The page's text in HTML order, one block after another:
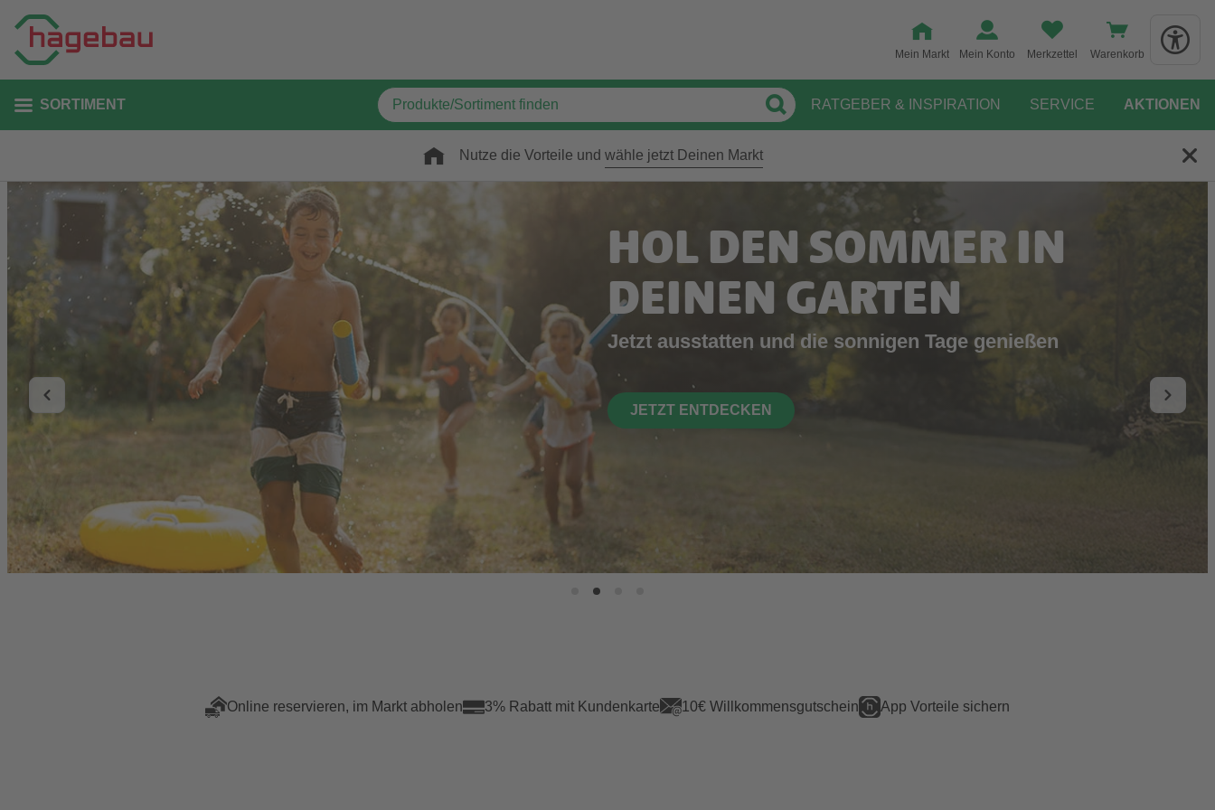
Mein Markt Mein Konto Merkzettel Warenkorb
SORTIMENT RATGEBER & INSPIRATION SERVICE AKTIONEN
Nutze die Vorteile und wähle jetzt Deinen Markt
HOL DEN SOMMER IN
DEINEN GARTEN
Jetzt ausstatten und die sonnigen Tage genießen
JETZT ENTDECKEN
Online reservieren, im Markt abholen 3% Rabatt mit Kundenkarte 10€ Willkommensgutschein App Vorteile sichern